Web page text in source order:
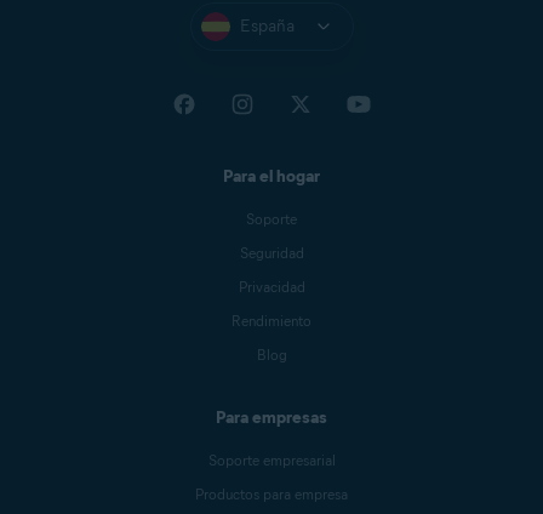
España
Para el hogar
Soporte
Seguridad
Privacidad
Rendimiento
Blog
Para empresas
Soporte empresarial
Productos para empresa